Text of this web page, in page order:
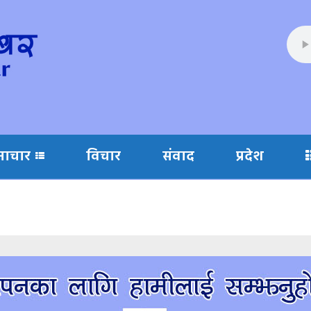
विचार संवाद प्रदेश